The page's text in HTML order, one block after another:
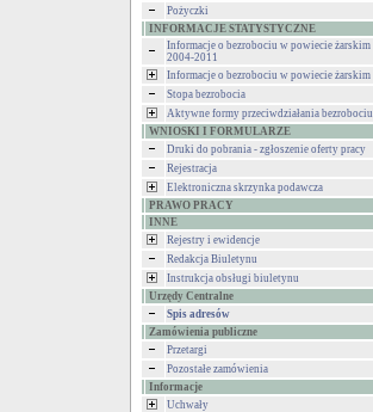
Pożyczki
INFORMACJE STATYSTYCZNE
Informacje o bezrobociu w powiecie żarskim
2004-2011
Informacje o bezrobociu w powiecie żarskim
Stopa bezrobocia
Aktywne formy przeciwdziałania bezrobociu
WNIOSKI I FORMULARZE
Druki do pobrania - zgłoszenie oferty pracy
Rejestracja
Elektroniczna skrzynka podawcza
PRAWO PRACY
INNE
Rejestry i ewidencje
Redakcja Biuletynu
Instrukcja obsługi biuletynu
Urzędy Centralne
Spis adresów
Zamówienia publiczne
Przetargi
Pozostałe zamówienia
Informacje
Uchwały